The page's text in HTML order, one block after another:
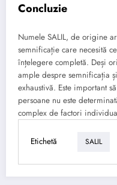
Concluzie
Numele SALIL, de origine
semnificație care necesită
înțelegere completă. Deși
ample despre semnificația
exhaustivă. Este important
persoane nu este
complex de factori
Etichetă SALIL